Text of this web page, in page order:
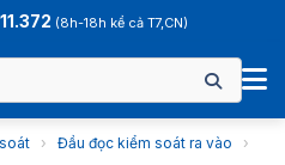
(8h-18h kể cả T7,CN)
› Đầu đọc kiểm soát ra vào
›